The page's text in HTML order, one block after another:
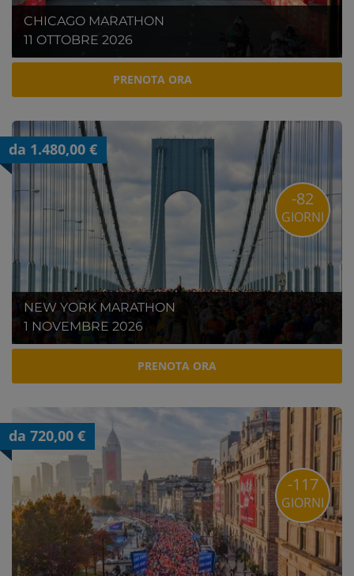
CHICAGO MARATHON
11 OTTOBRE 2026
PRENOTA ORA
da 1.480,00 €
NEW YORK MARATHON
1 NOVEMBRE 2026
-82
GIORNI
PRENOTA ORA
da 720,00 €
-117
GIORNI